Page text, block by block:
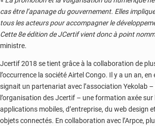
cas être l’apanage du gouvernement. Elles
tous les acteurs pour accompagner le
Cette 8e édition de JCertif vient donc à point
ministre.
Jcertif 2018 se tient grâce à la collaboration de
l’occurrence la société Airtel Congo. Il y a un an,
signait un partenariat avec l’association Yekolab
l’organisation des Jcertif – une formation axée
applications mobiles, d’entreprise, du web design
objets connectés. En collaboration avec l’Arpce,